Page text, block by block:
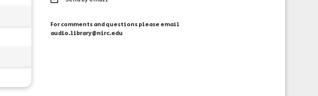
For comments and questions please email
audio.library@nirc.edu